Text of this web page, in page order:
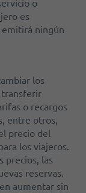
es
emitirá ningún
los
transferir
o recargos
entre otros,
precio del
los viajeros.
precios, las
reservas.
aumentar sin